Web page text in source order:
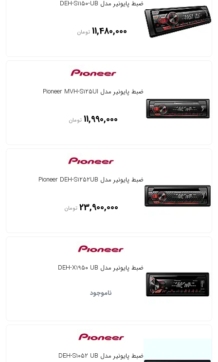
ضبط پایونیر مدل DEH-S1150-UB
11,480,000 تومان
ضبط پایونیر مدل Pioneer MVH-S125UI
11,990,000 تومان
ضبط پایونیر مدل Pioneer DEH-S1252UB
23,900,000 تومان
ضبط پایونیر مدل DEH-X1950 UB
ناموجود
ضبط پایونیر مدل DEH-S1052 UB